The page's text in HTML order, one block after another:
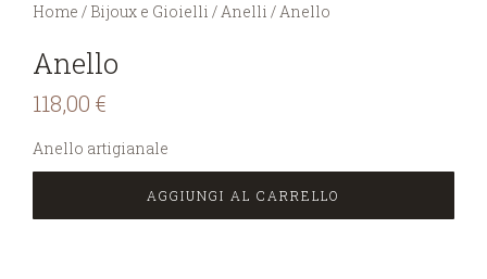
You are here:
Home / Bijoux e Gioielli /Anelli /Anello
Anello
118,00 €
Anello artigianale
AGGIUNGI AL CARRELLO